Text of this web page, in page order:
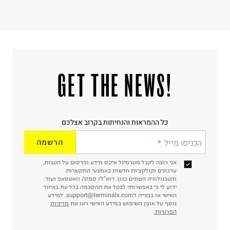
!GET THE NEWS
כל ההמראות והנחיתות בקרוב אצלכם
הכניסו מייל הרשמה
אני רוצה לקבל מטרמינל איקס מידע ופרסום על הטבות,
עדכונים וקולקציות חדשות באמצעי התקשרות
והטכנולוגיה השונים כגון: דוא"ל/ סמס/ וואטסאפ ועוד.
ידוע לי כי באפשרותי לבטל את ההסכמה בכל עת באיזור
האישי או בפנייה לsupport@terminalx.com. למידע
נוסף על אופן השימוש במידע האישי ראו את מדיניות
הפרטיות.